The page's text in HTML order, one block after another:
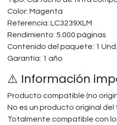
Color: Magenta
Referencia: LC3239XLM
Rendimiento: 5.000 páginas
Contenido del paquete: 1
Garantía: 1 año
⚠️ Información
Producto compatible (no
No es un producto original
Totalmente compatible con